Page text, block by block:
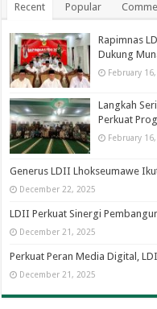
Recent Popular
Rapimnas
Dukung
February
Langkah
Perkuat
February
Generus LDII Lhokseumawe
December 22, 2025
LDII Perkuat Sinergi
December 21, 2025
Perkuat Peran Media Digital,
December 21, 2025